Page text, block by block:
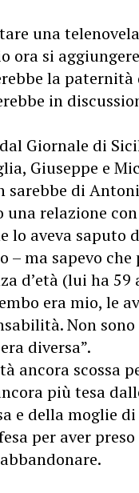
una
ora si
la paternità
in
Giornale di
Giuseppe e
sarebbe di
relazione
lo aveva saputo
– ma sapevo
d’età (lui ha 59
era mio, le
Non
diversa”.
ancora scossa
più tesa
e della moglie
per aver